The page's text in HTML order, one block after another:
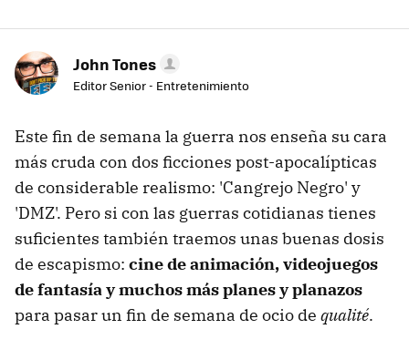
John Tones
Editor Senior - Entretenimiento
Este fin de semana la guerra nos enseña su cara
más cruda con dos ficciones post-apocalípticas
de considerable realismo: 'Cangrejo Negro' y
'DMZ'. Pero si con las guerras cotidianas tienes
suficientes también traemos unas buenas dosis
de escapismo: cine de animación, videojuegos
de fantasía y muchos más planes y planazos
para pasar un fin de semana de ocio de qualité.